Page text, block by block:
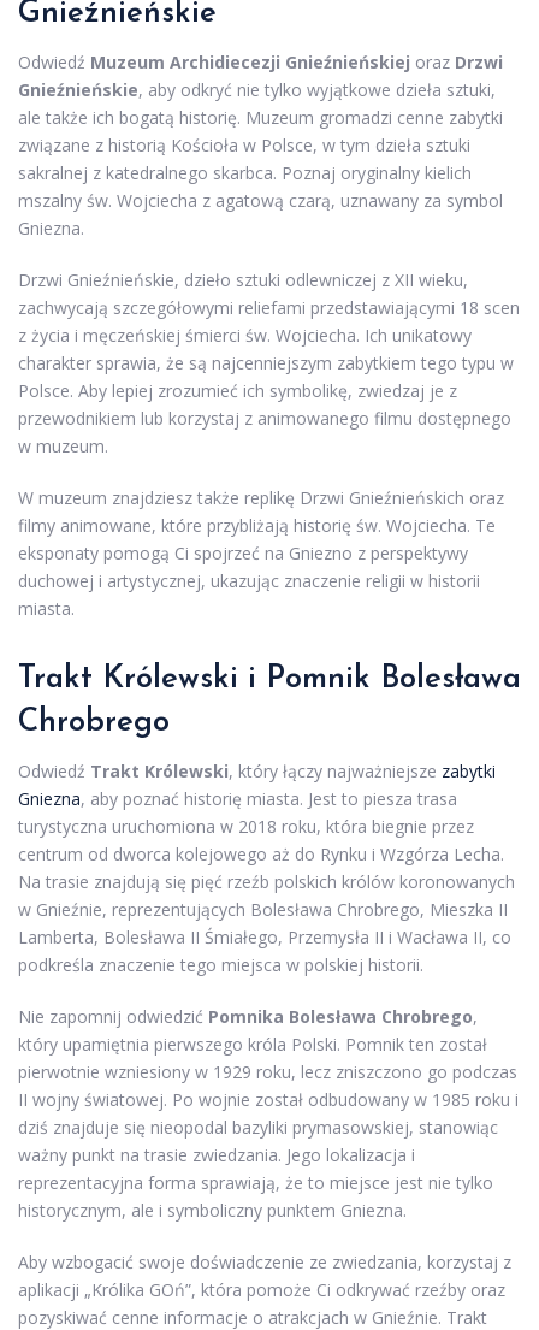
Gnieźnieńskie
Odwiedź Muzeum Archidiecezji Gnieźnieńskiej oraz Drzwi
Gnieźnieńskie, aby odkryć nie tylko wyjątkowe dzieła sztuki,
ale także ich bogatą historię. Muzeum gromadzi cenne zabytki
związane z historią Kościoła w Polsce, w tym dzieła sztuki
sakralnej z katedralnego skarbca. Poznaj oryginalny kielich
mszalny św. Wojciecha z agatową czarą, uznawany za symbol
Gniezna.
Drzwi Gnieźnieńskie, dzieło sztuki odlewniczej z XII wieku,
zachwycają szczegółowymi reliefami przedstawiającymi 18 scen
z życia i męczeńskiej śmierci św. Wojciecha. Ich unikatowy
charakter sprawia, że są najcenniejszym zabytkiem tego typu w
Polsce. Aby lepiej zrozumieć ich symbolikę, zwiedzaj je z
przewodnikiem lub korzystaj z animowanego filmu dostępnego
w muzeum.
W muzeum znajdziesz także replikę Drzwi Gnieźnieńskich oraz
filmy animowane, które przybliżają historię św. Wojciecha. Te
eksponaty pomogą Ci spojrzeć na Gniezno z perspektywy
duchowej i artystycznej, ukazując znaczenie religii w historii
miasta.
Trakt Królewski i Pomnik Bolesława
Chrobrego
Odwiedź Trakt Królewski, który łączy najważniejsze zabytki
Gniezna, aby poznać historię miasta. Jest to piesza trasa
turystyczna uruchomiona w 2018 roku, która biegnie przez
centrum od dworca kolejowego aż do Rynku i Wzgórza Lecha.
Na trasie znajdują się pięć rzeźb polskich królów koronowanych
w Gnieźnie, reprezentujących Bolesława Chrobrego, Mieszka II
Lamberta, Bolesława II Śmiałego, Przemysła II i Wacława II, co
podkreśla znaczenie tego miejsca w polskiej historii.
Nie zapomnij odwiedzić Pomnika Bolesława Chrobrego,
który upamiętnia pierwszego króla Polski. Pomnik ten został
pierwotnie wzniesiony w 1929 roku, lecz zniszczono go podczas
II wojny światowej. Po wojnie został odbudowany w 1985 roku i
dziś znajduje się nieopodal bazyliki prymasowskiej, stanowiąc
ważny punkt na trasie zwiedzania. Jego lokalizacja i
reprezentacyjna forma sprawiają, że to miejsce jest nie tylko
historycznym, ale i symboliczny punktem Gniezna.
Aby wzbogacić swoje doświadczenie ze zwiedzania, korzystaj z
aplikacji „Królika GOń”, która pomoże Ci odkrywać rzeźby oraz
pozyskiwać cenne informacje o atrakcjach w Gnieźnie. Trakt